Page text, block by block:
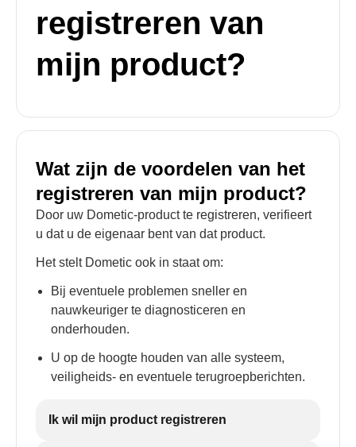
registreren van
mijn product?
Wat zijn de voordelen van het
registreren van mijn product?
Door uw Dometic-product te registreren, verifieert
u dat u de eigenaar bent van dat product.
Het stelt Dometic ook in staat om:
Bij eventuele problemen sneller en
nauwkeuriger te diagnosticeren en
onderhouden.
U op de hoogte houden van alle systeem,
veiligheids- en eventuele terugroepberichten.
Ik wil mijn product registreren